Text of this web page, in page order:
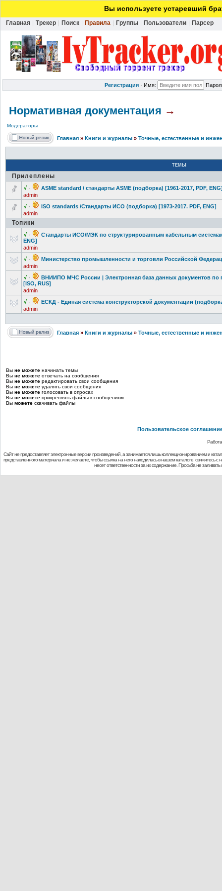
Вы используете устаревший
Главная Трекер Поиск Правила Группы Пользователи Парсер
Регистрация · Имя:
Нормативная документация →
Модераторы
Главная » Книги и журналы » Точные, естественные и
ТЕМЫ
Прилеплены
√ ·
ASME standard / стандарты ASME (подборка) [1961-2017, PDF,
admin
√ ·
ISO standards /Стандарты ИСО (подборка) [1973-2017. PDF, ENG]
admin
Топики
√ · Стандарты ИСО/МЭК по структурированным кабельным
ENG]
admin
√ · Министерство промышленности и торговли Российской
admin
√ ·
ВНИИПО МЧС России | Электронная база данных документов по
[ISO, RUS]
admin
√ · ЕСКД - Единая система конструкторской документации
admin
Главная » Книги и журналы » Точные, естественные и
Вы не можете начинать темы
Вы не можете отвечать на сообщения
Вы не можете редактировать свои сообщения
Вы не можете удалять свои сообщения
Вы не можете голосовать в опросах
Вы не можете прикреплять файлы к сообщениям
Вы можете скачивать файлы
Пользовательское
Сайт не предоставляет электронные версии произведений, а занимается лишь коллекционированием и
представленного материала и не желаете, чтобы ссылка на него находилась в нашем каталоге,
несет ответственности за их содержание. Просьба не